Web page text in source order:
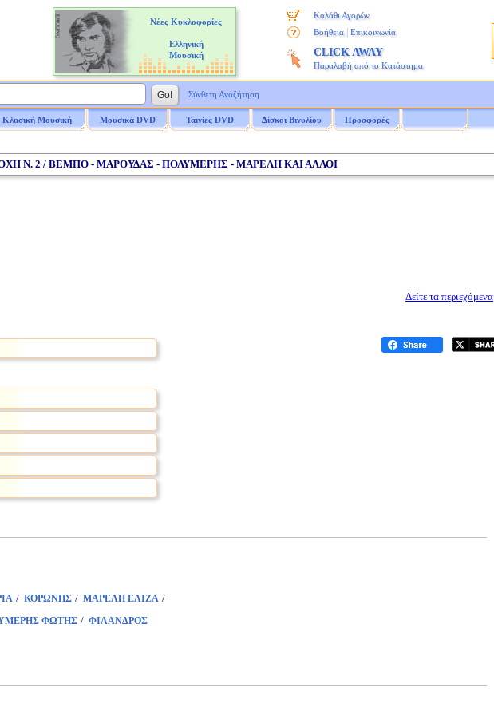
Νέες Κυκλοφορίες
Ελληνική
Μουσική
Καλάθι Αγορών
Βοήθεια
Επικοινωνία
CLICK AWAY
Παραλαβή από το Κατάστημα
Σύνθετη Αναζήτηση
Κλασική Μουσική Μουσικά DVD Ταινίες DVD Δίσκοι Βινυλίου Προσφορές
Ν. 2 / ΒΕΜΠΟ - ΜΑΡΟΥΔΑΣ - ΠΟΛΥΜΕΡΗΣ - ΜΑΡΕΛΗ ΚΑΙ ΑΛΛΟΙ
Δείτε τα περιεχόμενα
/ ΚΟΡΩΝΗΣ / ΜΑΡΕΛΗ ΕΛΙΖΑ /
ΦΩΤΗΣ / ΦΙΛΑΝΔΡΟΣ